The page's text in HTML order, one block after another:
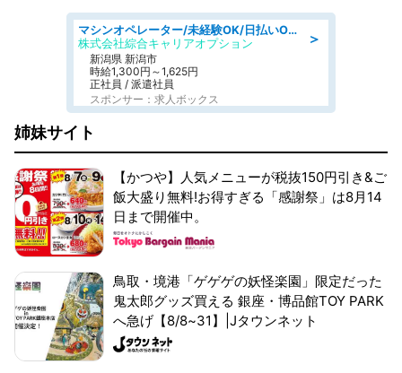
＞
マシンオペレーター/未経験OK/日払いOK/寮完備/交替制/20・30・40代活躍中
株式会社綜合キャリアオプション
新潟県 新潟市
時給1,300円～1,625円
正社員 / 派遣社員
スポンサー：求人ボックス
姉妹サイト
【かつや】人気メニューが税抜150円引き&ご
飯大盛り無料!お得すぎる「感謝祭」は8月14
日まで開催中。
鳥取・境港「ゲゲゲの妖怪楽園」限定だった
鬼太郎グッズ買える 銀座・博品館TOY PARK
へ急げ【8/8~31】|Jタウンネット